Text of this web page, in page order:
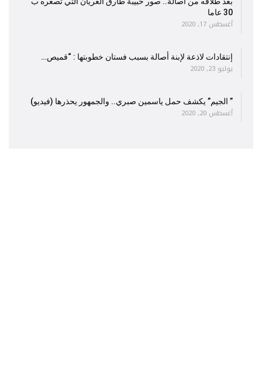
30 عاما
أغسطس 17, 2020
إنتقادات لاذعة لإبنة أصالة بسبب فستان خطوبتها : “قميص…
يوليو 23, 2020
” الجيم” يكشف حمل ياسمين صبري.. والجمهور يحذرها (فيديو)
أغسطس 20, 2020